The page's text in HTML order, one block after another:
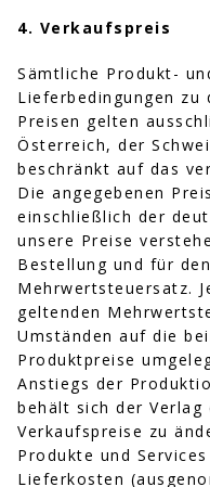
4. Verkaufspreis
Sämtliche Produkt-
Lieferbedingungen zu
Preisen gelten
Österreich, der
beschränkt auf das
Die angegebenen
einschließlich der
unsere Preise
Bestellung und für
Mehrwertsteuersatz.
geltenden
Umständen auf die
Produktpreise
Anstiegs der
behält sich der Verlag
Verkaufspreise zu
Produkte und
Lieferkosten